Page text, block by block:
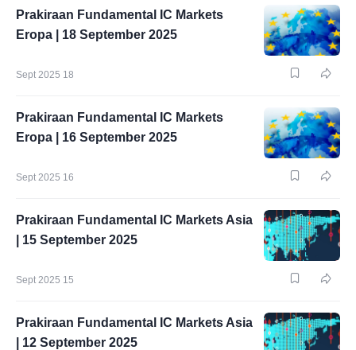
Prakiraan Fundamental IC Markets
Eropa | 18 September 2025
Sept 2025 18
Prakiraan Fundamental IC Markets
Eropa | 16 September 2025
Sept 2025 16
Prakiraan Fundamental IC Markets Asia
| 15 September 2025
Sept 2025 15
Prakiraan Fundamental IC Markets Asia
| 12 September 2025